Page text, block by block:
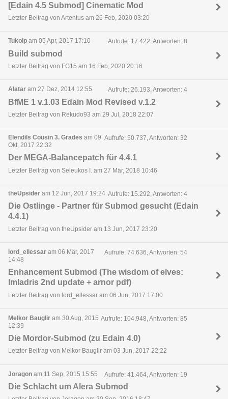
[Edain 4.5 Submod] Cinematic Mod
Letzter Beitrag von Artentus am 26 Feb, 2020 03:20
Tukolp am 05 Apr, 2017 17:10 Aufrufe: 17.422, Antworten: 8
Build submod
Letzter Beitrag von FG15 am 16 Feb, 2020 20:16
Alatar am 27 Dez, 2014 12:55 Aufrufe: 26.193, Antworten: 4
BfME 1 v.1.03 Edain Mod Revised v.1.2
Letzter Beitrag von Rekudo93 am 29 Jul, 2018 22:07
Elendils Cousin 3. Grades am 09
Okt, 2017 22:32
Aufrufe: 50.737, Antworten: 32
Der MEGA-Balancepatch für 4.4.1
Letzter Beitrag von Seleukos I. am 27 Mär, 2018 10:46
theUpsider am 12 Jun, 2017 19:24 Aufrufe: 15.292, Antworten: 4
Die Ostlinge - Partner für Submod gesucht (Edain
4.4.1)
Letzter Beitrag von theUpsider am 13 Jun, 2017 23:20
lord_ellessar am 06 Mär, 2017
14:48
Aufrufe: 74.636, Antworten: 54
Enhancement Submod (The wisdom of elves:
Imladris 2nd update + arnor pdf)
Letzter Beitrag von lord_ellessar am 06 Jun, 2017 17:00
Melkor Bauglir am 30 Aug, 2015
12:39
Aufrufe: 104.948, Antworten: 85
Die Mordor-Submod (zu Edain 4.0)
Letzter Beitrag von Melkor Bauglir am 03 Jun, 2017 22:22
Joragon am 11 Sep, 2015 15:55 Aufrufe: 41.464, Antworten: 19
Die Schlacht um Alera Submod